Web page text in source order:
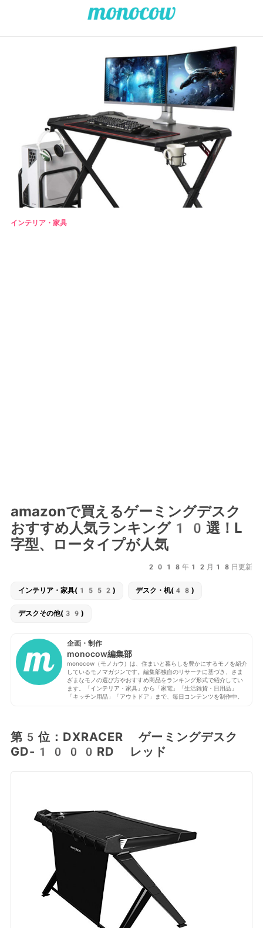
インテリア・家具
amazonで買えるゲーミングデスク
おすすめ人気ランキング10選！L
字型、ロータイプが人気
2018年12月18日更新
インテリア・家具(1552) デスク・机(48)
デスクその他(39)
企画・制作
monocow編集部
monocow（モノカウ）は、住まいと暮らしを豊かにするモノを紹介
しているモノマガジンです。編集部独自のリサーチに基づき、さま
ざまなモノの選び方やおすすめ商品をランキング形式で紹介してい
ます。「インテリア・家具」から「家電」「生活雑貨・日用品」
「キッチン用品」「アウトドア」まで、毎日コンテンツを制作中。
第5位：DXRACER ゲーミングデスク
GD-1000RD レッド